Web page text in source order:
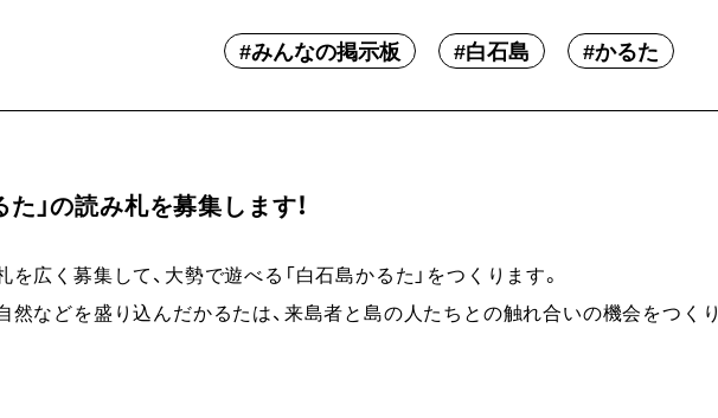
#みんなの掲示板 #白石島 #かるた
た」の読み札を募集します！
広く募集して、大勢で遊べる「白石島かるた」をつくります。
然などを盛り込んだかるたは、来島者と島の人たちとの触れ合いの機会をつく